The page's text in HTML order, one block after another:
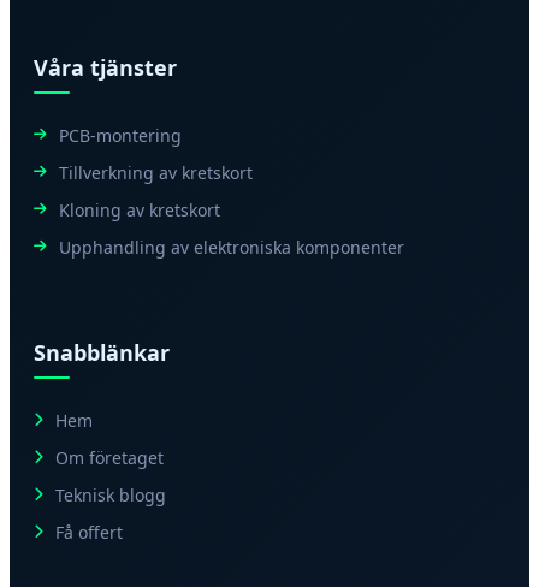
Våra tjänster
PCB-montering
Tillverkning av kretskort
Kloning av kretskort
Upphandling av elektroniska komponenter
Snabblänkar
Hem
Om företaget
Teknisk blogg
Få offert